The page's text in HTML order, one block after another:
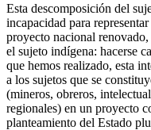
Esta descomposición del
incapacidad para
proyecto nacional
el sujeto indígena: hacerse
que hemos realizado, esta
a los sujetos que se
(mineros, obreros,
regionales) en un proyecto
planteamiento del Estado